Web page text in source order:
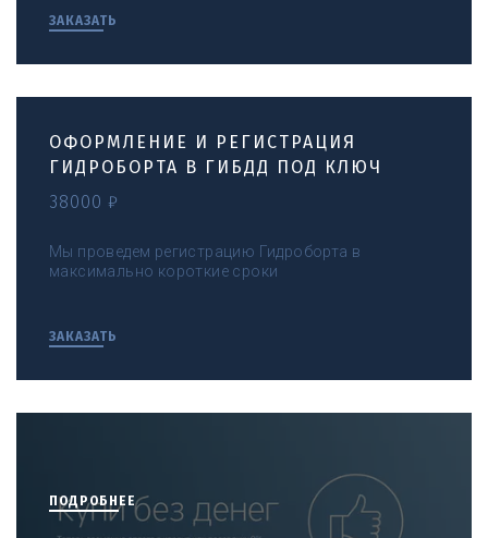
ЗАКАЗАТЬ
ОФОРМЛЕНИЕ И РЕГИСТРАЦИЯ
ГИДРОБОРТА В ГИБДД ПОД КЛЮЧ
38000 ₽
Мы проведем регистрацию Гидроборта в
максимально короткие сроки
ЗАКАЗАТЬ
ПОДРОБНЕЕ